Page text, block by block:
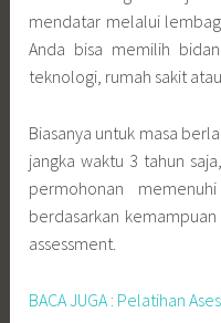
mendatar melalui
Anda bisa memilih
teknologi, rumah sakit
Biasanya untuk masa
jangka waktu 3 tahun
permohonan
berdasarkan
assessment.
BACA JUGA : Pelatihan